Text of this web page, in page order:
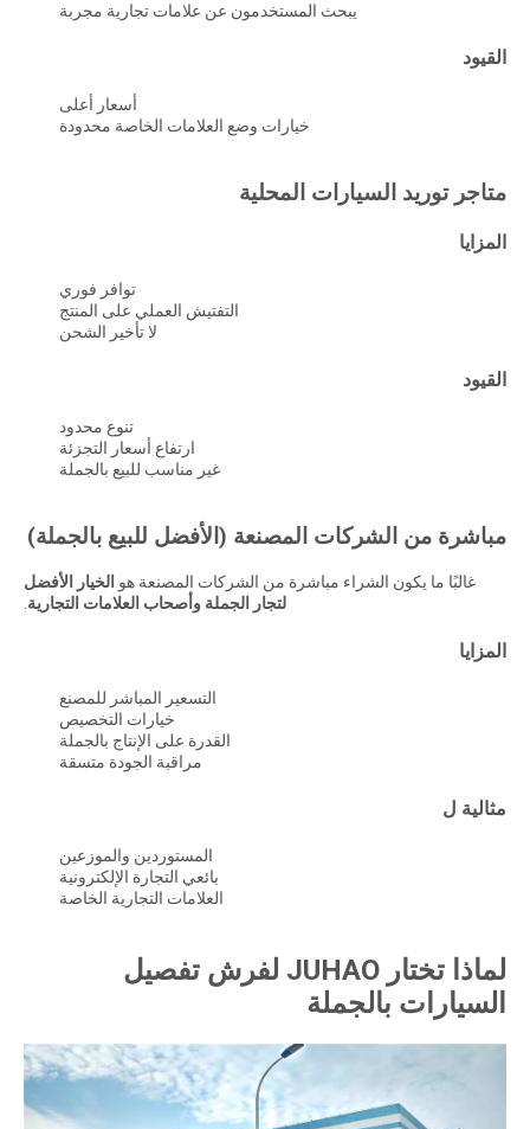
يبحث المستخدمون عن علامات تجارية مجربة
القيود
أسعار أعلى
خيارات وضع العلامات الخاصة محدودة
متاجر توريد السيارات المحلية
المزايا
توافر فوري
التفتيش العملي على المنتج
لا تأخير الشحن
القيود
تنوع محدود
ارتفاع أسعار التجزئة
غير مناسب للبيع بالجملة
مباشرة من الشركات المصنعة (الأفضل للبيع بالجملة)
غالبًا ما يكون الشراء مباشرة من الشركات المصنعة هو الخيار الأفضل
لتجار الجملة وأصحاب العلامات التجارية.
المزايا
التسعير المباشر للمصنع
خيارات التخصيص
القدرة على الإنتاج بالجملة
مراقبة الجودة متسقة
مثالية ل
المستوردين والموزعين
بائعي التجارة الإلكترونية
العلامات التجارية الخاصة
لماذا تختار JUHAO لفرش تفصيل
السيارات بالجملة